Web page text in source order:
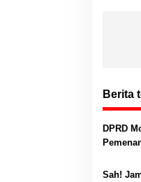
Berita
DPRD
Sah!